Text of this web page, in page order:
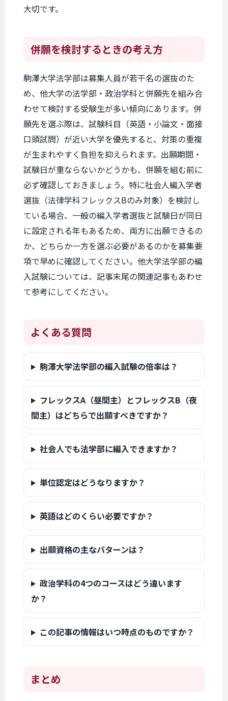
大切です。
併願を検討するときの考え方
駒澤大学法学部は募集人員が若干名の選抜のた
め、他大学の法学部・政治学科と併願先を組み合
わせて検討する受験生が多い傾向にあります。併
願先を選ぶ際は、試験科目（英語・小論文・面接
口頭試問）が近い大学を優先すると、対策の重複
が生まれやすく負担を抑えられます。出願期間・
試験日が重ならないかどうかも、併願を組む前に
必ず確認しておきましょう。特に社会人編入学者
選抜（法律学科フレックスBのみ対象）を検討し
ている場合、一般の編入学者選抜と試験日が同日
に設定される年もあるため、両方に出願できるの
か、どちらか一方を選ぶ必要があるのかを募集要
項で早めに確認してください。他大学法学部の編
入試験については、記事末尾の関連記事もあわせ
て参考にしてください。
よくある質問
駒澤大学法学部の編入試験の倍率は？
フレックスA（昼間主）とフレックスB（夜
間主）はどちらで出願すべきですか？
社会人でも法学部に編入できますか？
単位認定はどうなりますか？
英語はどのくらい必要ですか？
出願資格の主なパターンは？
政治学科の4つのコースはどう違います
か？
この記事の情報はいつ時点のものですか？
まとめ